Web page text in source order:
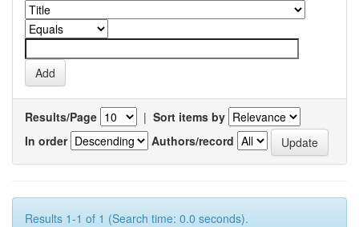
Results/Page | Sort items by
In order
Authors/record
Results 1-1 of 1 (Search time: 0.0 seconds).